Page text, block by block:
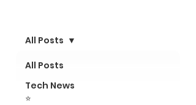
All Posts
Tech News
⭐
All Posts